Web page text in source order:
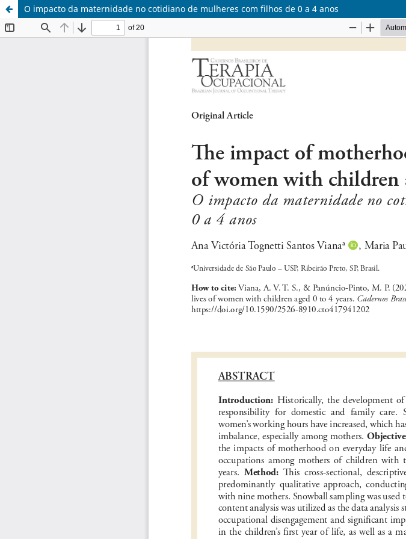
O impacto da maternidade no cotidiano de mulheres com filhos de 0 a 4 anos